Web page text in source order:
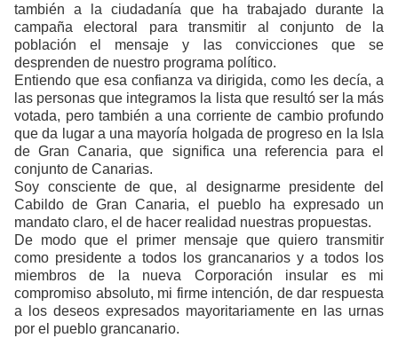
también a la ciudadanía que ha trabajado durante la
campaña electoral para transmitir al conjunto de la
población el mensaje y las convicciones que se
desprenden de nuestro programa político.
Entiendo que esa confianza va dirigida, como les decía, a
las personas que integramos la lista que resultó ser la más
votada, pero también a una corriente de cambio profundo
que da lugar a una mayoría holgada de progreso en la Isla
de Gran Canaria, que significa una referencia para el
conjunto de Canarias.
Soy consciente de que, al designarme presidente del
Cabildo de Gran Canaria, el pueblo ha expresado un
mandato claro, el de hacer realidad nuestras propuestas.
De modo que el primer mensaje que quiero transmitir
como presidente a todos los grancanarios y a todos los
miembros de la nueva Corporación insular es mi
compromiso absoluto, mi firme intención, de dar respuesta
a los deseos expresados mayoritariamente en las urnas
por el pueblo grancanario.